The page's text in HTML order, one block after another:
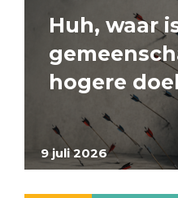
9 juli 2026
Huh, waar
hogere